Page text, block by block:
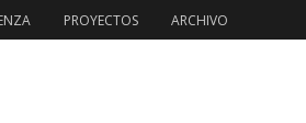
PROYECTOS ARCHIVO